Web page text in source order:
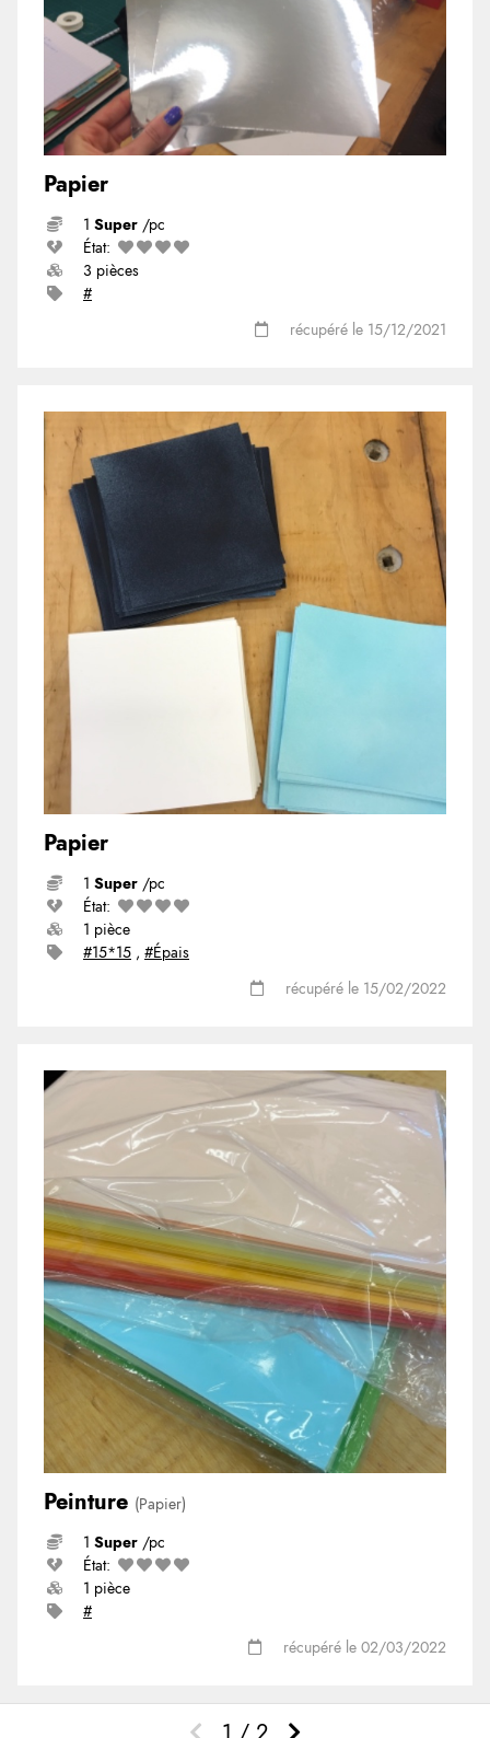
Papier
1 Super /pc
État:
3 pièces
#
récupéré le 15/12/2021
Papier
1 Super /pc
État:
1 pièce
#15*15 , #Épais
récupéré le 15/02/2022
Peinture (Papier)
1 Super /pc
État:
1 pièce
#
récupéré le 02/03/2022